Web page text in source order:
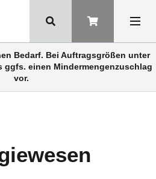
Bedarf. Bei Auftragsgrößen unter
ggfs. einen Mindermengenzuschlag
vor.